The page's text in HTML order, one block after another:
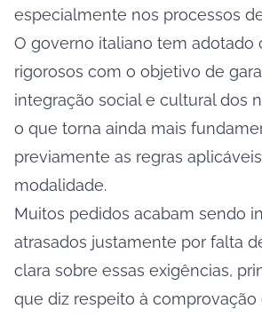
especialmente nos processos
O governo italiano tem adotado
rigorosos com o objetivo de
integração social e cultural dos
o que torna ainda mais
previamente as regras
modalidade.
Muitos pedidos acabam sendo
atrasados justamente por falta
clara sobre essas exigências,
que diz respeito à comprovação